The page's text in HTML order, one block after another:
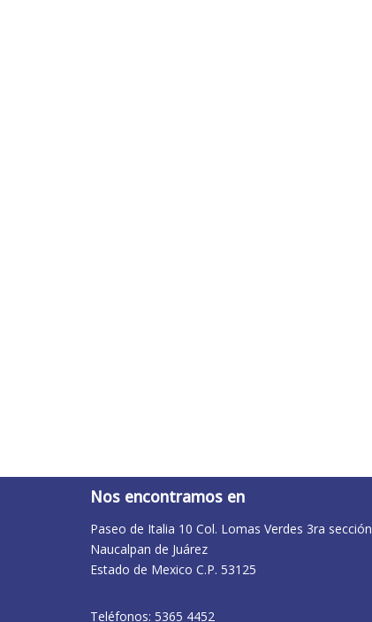
Nos encontramos en
Paseo de Italia 10 Col. Lomas Verdes 3ra sección
Naucalpan de Juárez
Estado de Mexico C.P. 53125
Teléfonos: 5365 4452